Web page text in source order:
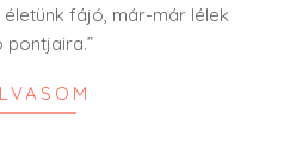
életünk fájó, már-már lélek
pontjaira.”